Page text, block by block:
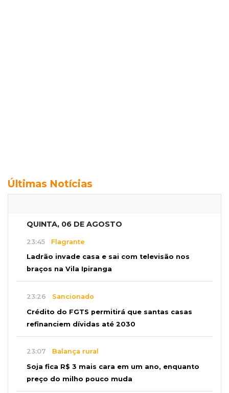
Últimas Notícias
QUINTA, 06 DE AGOSTO
23:45 Flagrante
Ladrão invade casa e sai com televisão nos
braços na Vila Ipiranga
23:26 Sancionado
Crédito do FGTS permitirá que santas casas
refinanciem dívidas até 2030
23:07 Balança rural
Soja fica R$ 3 mais cara em um ano, enquanto
preço do milho pouco muda